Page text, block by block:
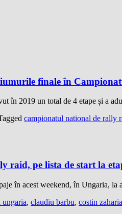
finale în
în 2019 un total de 4 etape și a
campionatul national de rally
raid, pe lista de start la
în acest weekend, în Ungaria,
ungaria, claudiu barbu, costin zaharia